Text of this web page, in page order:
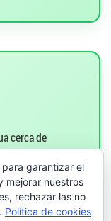
cerca de
la fuga.
garantizar el
mejorar nuestros
rechazar las no
Política de cookies